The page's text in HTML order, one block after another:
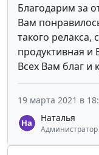
Благодарим за
Вам
такого релакса,
продуктивная и
Всех Вам благ и
Наталья
19 марта 2021 в